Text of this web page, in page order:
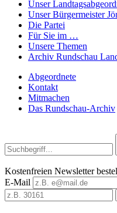
Unser
Unser Bürgermeister
Die Partei
Für Sie im …
Unsere Themen
Archiv Rundschau
Abgeordnete
Kontakt
Mitmachen
Das Rundschau-Archiv
Kostenfreien Newsletter
E-Mail